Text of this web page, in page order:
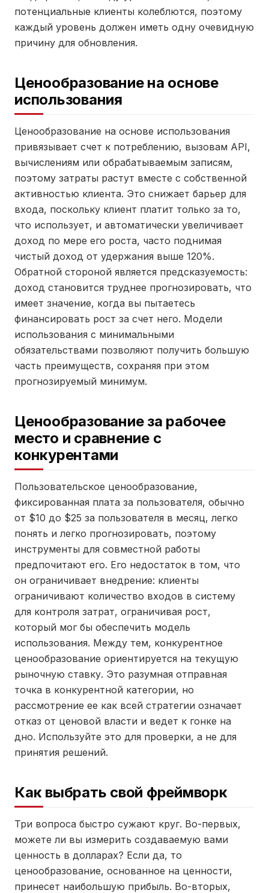
потенциальные клиенты колеблются, поэтому
каждый уровень должен иметь одну очевидную
причину для обновления.
Ценообразование на основе
использования
Ценообразование на основе использования
привязывает счет к потреблению, вызовам API,
вычислениям или обрабатываемым записям,
поэтому затраты растут вместе с собственной
активностью клиента. Это снижает барьер для
входа, поскольку клиент платит только за то,
что использует, и автоматически увеличивает
доход по мере его роста, часто поднимая
чистый доход от удержания выше 120%.
Обратной стороной является предсказуемость:
доход становится труднее прогнозировать, что
имеет значение, когда вы пытаетесь
финансировать рост за счет него. Модели
использования с минимальными
обязательствами позволяют получить большую
часть преимуществ, сохраняя при этом
прогнозируемый минимум.
Ценообразование за рабочее
место и сравнение с
конкурентами
Пользовательское ценообразование,
фиксированная плата за пользователя, обычно
от $10 до $25 за пользователя в месяц, легко
понять и легко прогнозировать, поэтому
инструменты для совместной работы
предпочитают его. Его недостаток в том, что
он ограничивает внедрение: клиенты
ограничивают количество входов в систему
для контроля затрат, ограничивая рост,
который мог бы обеспечить модель
использования. Между тем, конкурентное
ценообразование ориентируется на текущую
рыночную ставку. Это разумная отправная
точка в конкурентной категории, но
рассмотрение ее как всей стратегии означает
отказ от ценовой власти и ведет к гонке на
дно. Используйте это для проверки, а не для
принятия решений.
Как выбрать свой фреймворк
Три вопроса быстро сужают круг. Во-первых,
можете ли вы измерить создаваемую вами
ценность в долларах? Если да, то
ценообразование, основанное на ценности,
принесет наибольшую прибыль. Во-вторых,